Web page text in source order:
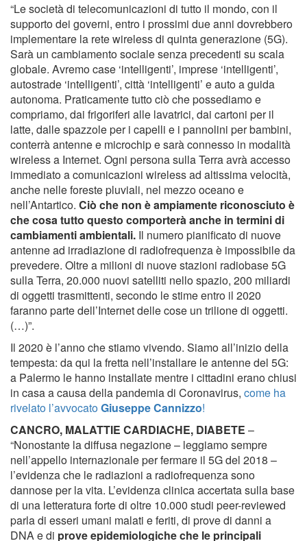
“Le società di telecomunicazioni di tutto il mondo, con il
supporto dei governi, entro i prossimi due anni dovrebbero
implementare la rete wireless di quinta generazione (5G).
Sarà un cambiamento sociale senza precedenti su scala
globale. Avremo case ‘intelligenti’, imprese ‘intelligenti’,
autostrade ‘intelligenti’, città ‘intelligenti’ e auto a guida
autonoma. Praticamente tutto ciò che possediamo e
compriamo, dai frigoriferi alle lavatrici, dai cartoni per il
latte, dalle spazzole per i capelli e i pannolini per bambini,
conterrà antenne e microchip e sarà connesso in modalità
wireless a Internet. Ogni persona sulla Terra avrà accesso
immediato a comunicazioni wireless ad altissima velocità,
anche nelle foreste pluviali, nel mezzo oceano e
nell’Antartico. Ciò che non è ampiamente riconosciuto è
che cosa tutto questo comporterà anche in termini di
cambiamenti ambientali. Il numero pianificato di nuove
antenne ad irradiazione di radiofrequenza è impossibile da
prevedere. Oltre a milioni di nuove stazioni radiobase 5G
sulla Terra, 20.000 nuovi satelliti nello spazio, 200 miliardi
di oggetti trasmittenti, secondo le stime entro il 2020
faranno parte dell’Internet delle cose un trilione di oggetti.
(…)”.
Il 2020 è l’anno che stiamo vivendo. Siamo all’inizio della
tempesta: da qui la fretta nell’installare le antenne del 5G:
a Palermo le hanno installate mentre i cittadini erano chiusi
in casa a causa della pandemia di Coronavirus, come ha
rivelato l’avvocatoGiuseppe Cannizzo!
CANCRO, MALATTIE CARDIACHE, DIABETE –
“Nonostante la diffusa negazione – leggiamo sempre
nell’appello internazionale per fermare il 5G del 2018 –
l’evidenza che le radiazioni a radiofrequenza sono
dannose per la vita. L’evidenza clinica accertata sulla base
di una letteratura forte di oltre 10.000 studi peer-reviewed
parla di esseri umani malati e feriti, di prove di danni a
DNA e di prove epidemiologiche che le principali